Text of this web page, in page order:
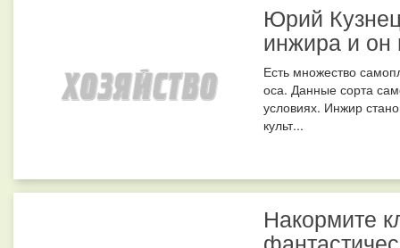
Юрий
инжира и он
Есть множество
оса. Данные сорта
условиях. Инжир
культ...
Накормите